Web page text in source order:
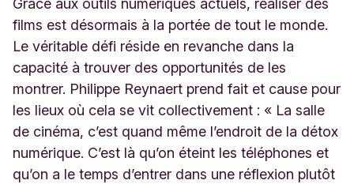
Grâce aux outils numériques actuels, réaliser des
films est désormais à la portée de tout le monde.
Le véritable défi réside en revanche dans la
capacité à trouver des opportunités de les
montrer. Philippe Reynaert prend fait et cause pour
les lieux où cela se vit collectivement : « La salle
de cinéma, c’est quand même l’endroit de la détox
numérique. C’est là qu’on éteint les téléphones et
qu’on a le temps d’entrer dans une réflexion plutôt